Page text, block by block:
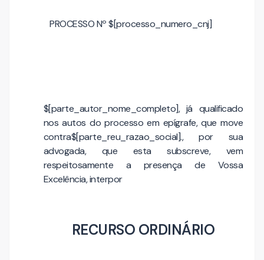
PROCESSO Nº $[processo_numero_cnj]
$[parte_autor_nome_completo], já qualificado
nos autos do processo em epígrafe, que move
contra$[parte_reu_razao_social]., por sua
advogada, que esta subscreve, vem
respeitosamente a presença de Vossa
Excelência, interpor
RECURSO ORDINÁRIO